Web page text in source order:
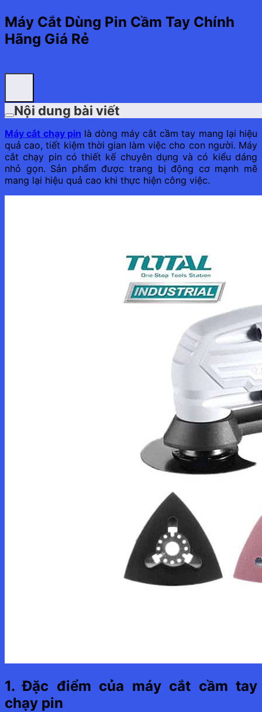
Máy Cắt Dùng Pin Cầm Tay Chính
Hãng Giá Rẻ
Nội dung bài viết
Máy cắt chạy pin là dòng máy cắt cầm tay mang lại hiệu
quả cao, tiết kiệm thời gian làm việc cho con người. Máy
cắt chạy pin có thiết kế chuyên dụng và có kiểu dáng
nhỏ gọn. Sản phẩm được trang bị động cơ mạnh mẽ
mang lại hiệu quả cao khi thực hiện công việc.
1. Đặc điểm của máy cắt cầm tay
chạy pin